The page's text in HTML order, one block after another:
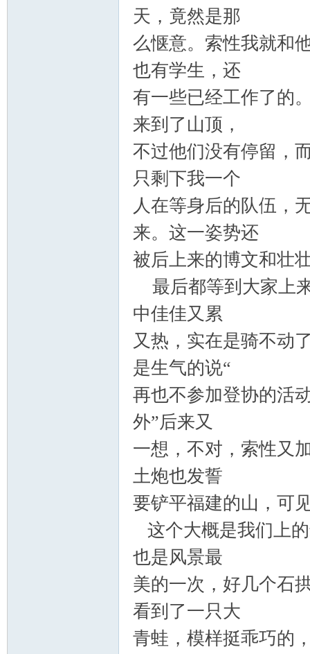
天，竟然是那
么惬意。索性我就和
也有学生，还
有一些已经工作了的
来到了山顶，
不过他们没有停留，
只剩下我一个
人在等身后的队伍，
来。这一姿势还
被后上来的博文和壮
最后都等到大家上
中佳佳又累
又热，实在是骑不动
是生气的说“
再也不参加登协的活
外”后来又
一想，不对，索性又
土炮也发誓
要铲平福建的山，可
这个大概是我们上
也是风景最
美的一次，好几个石
看到了一只大
青蛙，模样挺乖巧的